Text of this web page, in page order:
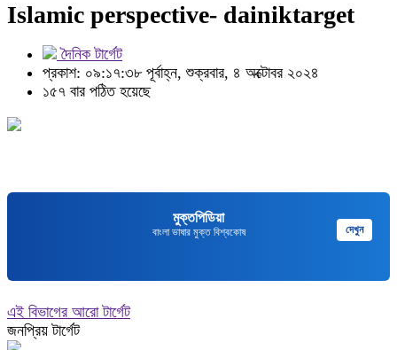
Islamic perspective- dainiktarget
দৈনিক টার্গেট
প্রকাশ: ০৯:১৭:৩৮ পূর্বাহ্ন, শুক্রবার, ৪ অক্টোবর ২০২৪
১৫৭ বার পঠিত হয়েছে
মুক্তপিডিয়া
বাংলা ভাষার মুক্ত বিশ্বকোষ দেখুন
এই বিভাগের আরো টার্গেট
জনপ্রিয় টার্গেট